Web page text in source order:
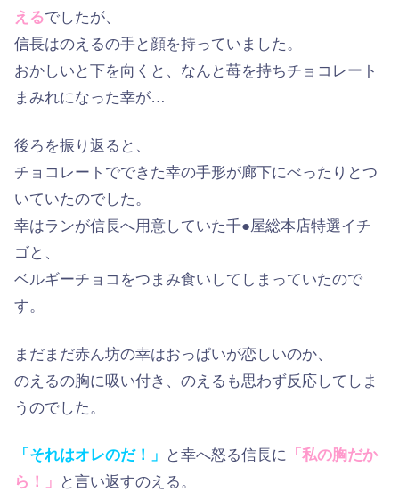
えるでしたが、
信長はのえるの手と顔を持っていました。
おかしいと下を向くと、なんと苺を持ちチョコレート
まみれになった幸が…
後ろを振り返ると、
チョコレートでできた幸の手形が廊下にべったりとつ
いていたのでした。
幸はランが信長へ用意していた千●屋総本店特選イチ
ゴと、
ベルギーチョコをつまみ食いしてしまっていたので
す。
まだまだ赤ん坊の幸はおっぱいが恋しいのか、
のえるの胸に吸い付き、のえるも思わず反応してしま
うのでした。
「それはオレのだ！」 と幸へ怒る信長に 「私の胸だか
ら！」
と言い返すのえる。